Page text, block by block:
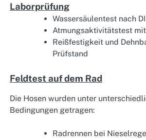
Laborprüfung
Wassersäulentest nach
Atmungsaktivitätstest
Reißfestigkeit und
Prüfstand
Feldtest auf dem Rad
Die Hosen wurden unter
Bedingungen getragen:
Radrennen bei